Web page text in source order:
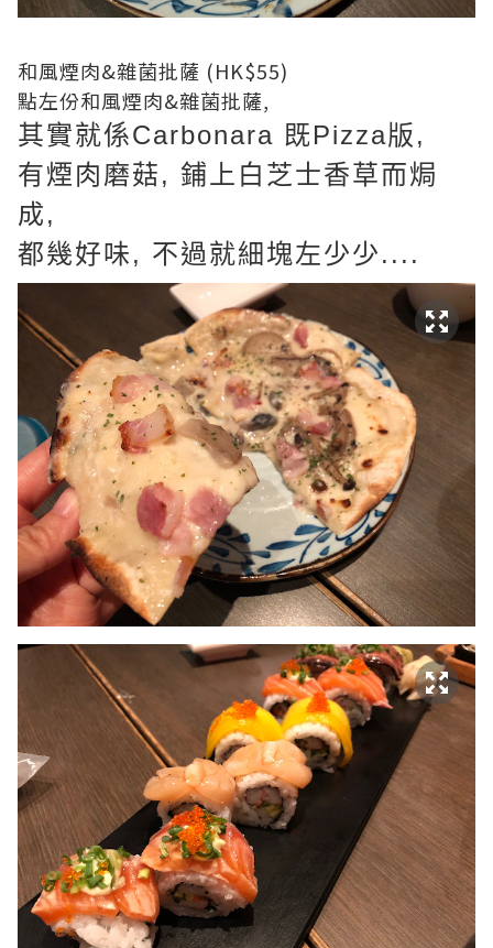
和風煙肉&雜菌批薩 (HK$55)
點左份和風煙肉&雜菌批薩,
其實就係Carbonara 既Pizza版,
有煙肉磨菇, 鋪上白芝士香草而焗
成,
都幾好味, 不過就細塊左少少....